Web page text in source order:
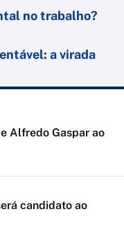
no trabalho?
a virada
Alfredo Gaspar ao
candidato ao